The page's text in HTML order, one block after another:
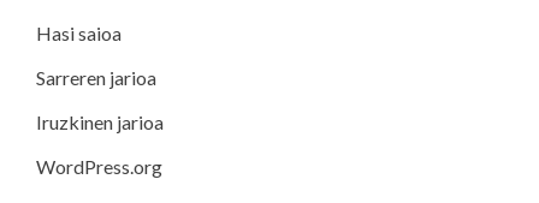
Hasi saioa
Sarreren jarioa
Iruzkinen jarioa
WordPress.org